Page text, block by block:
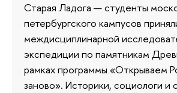
Старая Ладога — студенты
петербургского кампусов
междисциплинарной
экспедиции по памятникам
рамках программы «Открываем
заново». Историки, социологи и